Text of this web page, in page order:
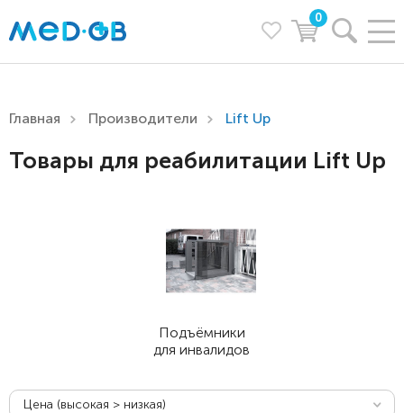
0
Главная Производители Lift Up
Товары для реабилитации Lift Up
Подъёмники
для инвалидов
Цена (высокая > низкая)